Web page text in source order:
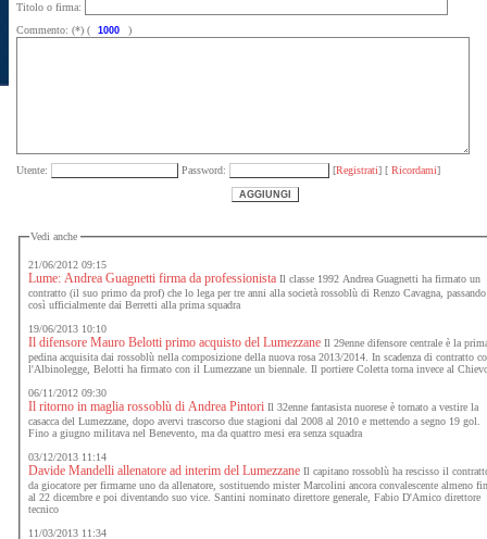
Titolo o firma:
Commento: (*) (
)
Utente: Password: [Registrati] [ Ricordami]
Vedi anche
21/06/2012 09:15
Lume: Andrea Guagnetti firma da professionista Il classe 1992 Andrea Guagnetti ha firmato un
contratto (il suo primo da prof) che lo lega per tre anni alla società rossoblù di Renzo Cavagna, passando
così ufficialmente dai Berretti alla prima squadra
19/06/2013 10:10
Il difensore Mauro Belotti primo acquisto del Lumezzane Il 29enne difensore centrale è la
pedina acquisita dai rossoblù nella composizione della nuova rosa 2013/2014. In scadenza di contratto
l'Albinolegge, Belotti ha firmato con il Lumezzane un biennale. Il portiere Coletta torna invece al
06/11/2012 09:30
Il ritorno in maglia rossoblù di Andrea Pintori Il 32enne fantasista nuorese è tornato a vestire la
casacca del Lumezzane, dopo avervi trascorso due stagioni dal 2008 al 2010 e mettendo a segno 19 gol.
Fino a giugno militava nel Benevento, ma da quattro mesi era senza squadra
03/12/2013 11:14
Davide Mandelli allenatore ad interim del Lumezzane Il capitano rossoblù ha rescisso il
da giocatore per firmarne uno da allenatore, sostituendo mister Marcolini ancora convalescente almeno
al 22 dicembre e poi diventando suo vice. Santini nominato direttore generale, Fabio D'Amico direttore
tecnico
11/03/2013 11:34